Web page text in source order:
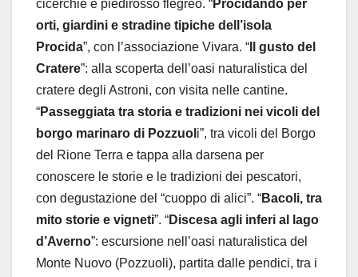
cicerchie e piedirosso flegreo. “Procidando per
orti, giardini e stradine tipiche dell’isola
Procida”, con l’associazione Vivara. “ Il gusto del
Cratere”: alla scoperta dell’oasi naturalistica del
cratere degli Astroni, con visita nelle cantine.
“Passeggiata tra storia e tradizioni nei vicoli del
borgo marinaro di Pozzuol i”, tra vicoli del Borgo
del Rione Terra e tappa alla darsena per
conoscere le storie e le tradizioni dei pescatori,
con degustazione del “cuoppo di alici”. “Bacoli, tra
mito storie e vigneti”. “Discesa agli inferi al lago
d’Averno”: escursione nell’oasi naturalistica del
Monte Nuovo (Pozzuoli), partita dalle pendici, tra i